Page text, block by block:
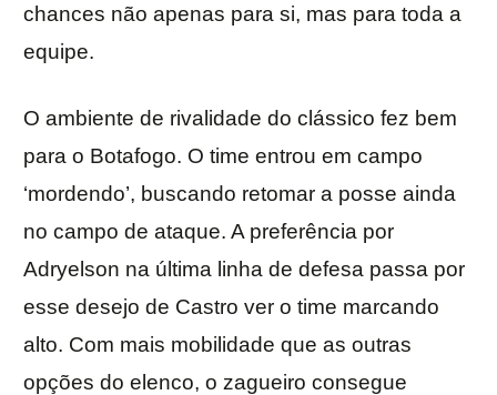
chances não apenas para si, mas para toda a
equipe.
O ambiente de rivalidade do clássico fez bem
para o Botafogo. O time entrou em campo
‘mordendo’, buscando retomar a posse ainda
no campo de ataque. A preferência por
Adryelson na última linha de defesa passa por
esse desejo de Castro ver o time marcando
alto. Com mais mobilidade que as outras
opções do elenco, o zagueiro consegue